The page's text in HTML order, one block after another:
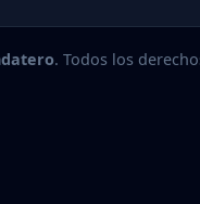
. Todos los